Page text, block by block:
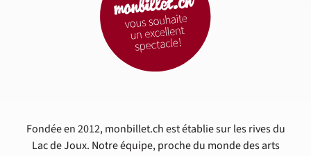
Fondée en 2012, monbillet.ch est établie sur les rives du
Lac de Joux. Notre équipe, proche du monde des arts